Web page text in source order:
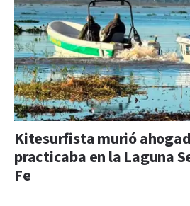
Kitesurfista murió
practicaba en la Laguna
Fe